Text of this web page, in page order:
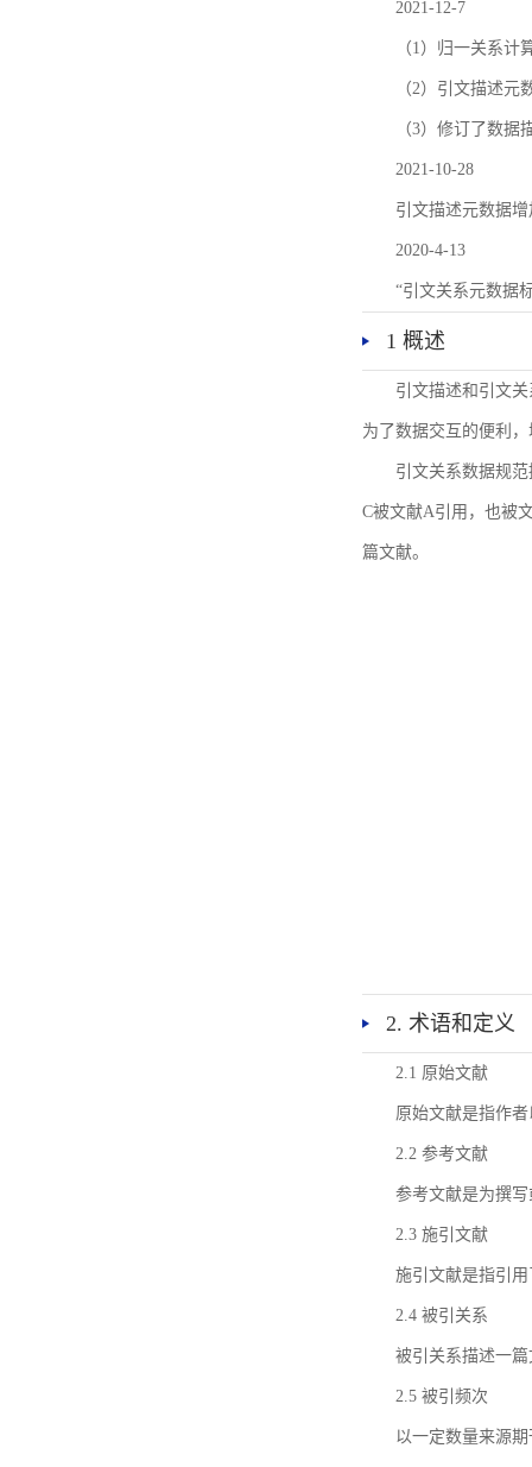
2021-12-7
（1）归一关系
（2）引文描述元
（3）修订了数据
2021-10-28
引文描述元数据增
2020-4-13
“引文关系元数据
1 概述
引文描述和引文
为了数据交互的便利
引文关系数据规
C被文献A引用，也被
篇文献。
2. 术语和定义
2.1 原始文献
原始文献是指作
2.2 参考文献
参考文献是为撰
2.3 施引文献
施引文献是指引
2.4 被引关系
被引关系描述一
2.5 被引频次
以一定数量来源